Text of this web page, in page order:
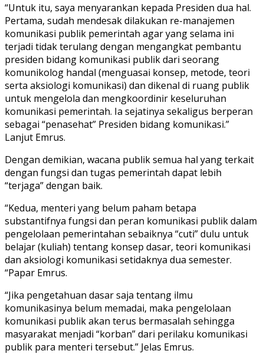
“Untuk itu, saya menyarankan kepada Presiden dua hal.
Pertama, sudah mendesak dilakukan re-manajemen
komunikasi publik pemerintah agar yang selama ini
terjadi tidak terulang dengan mengangkat pembantu
presiden bidang komunikasi publik dari seorang
komunikolog handal (menguasai konsep, metode, teori
serta aksiologi komunikasi) dan dikenal di ruang publik
untuk mengelola dan mengkoordinir keseluruhan
komunikasi pemerintah. Ia sejatinya sekaligus berperan
sebagai “penasehat” Presiden bidang komunikasi.”
Lanjut Emrus.
Dengan demikian, wacana publik semua hal yang terkait
dengan fungsi dan tugas pemerintah dapat lebih
“terjaga” dengan baik.
“Kedua, menteri yang belum paham betapa
substantifnya fungsi dan peran komunikasi publik dalam
pengelolaan pemerintahan sebaiknya “cuti” dulu untuk
belajar (kuliah) tentang konsep dasar, teori komunikasi
dan aksiologi komunikasi setidaknya dua semester.
“Papar Emrus.
“Jika pengetahuan dasar saja tentang ilmu
komunikasinya belum memadai, maka pengelolaan
komunikasi publik akan terus bermasalah sehingga
masyarakat menjadi “korban” dari perilaku komunikasi
publik para menteri tersebut.” Jelas Emrus.